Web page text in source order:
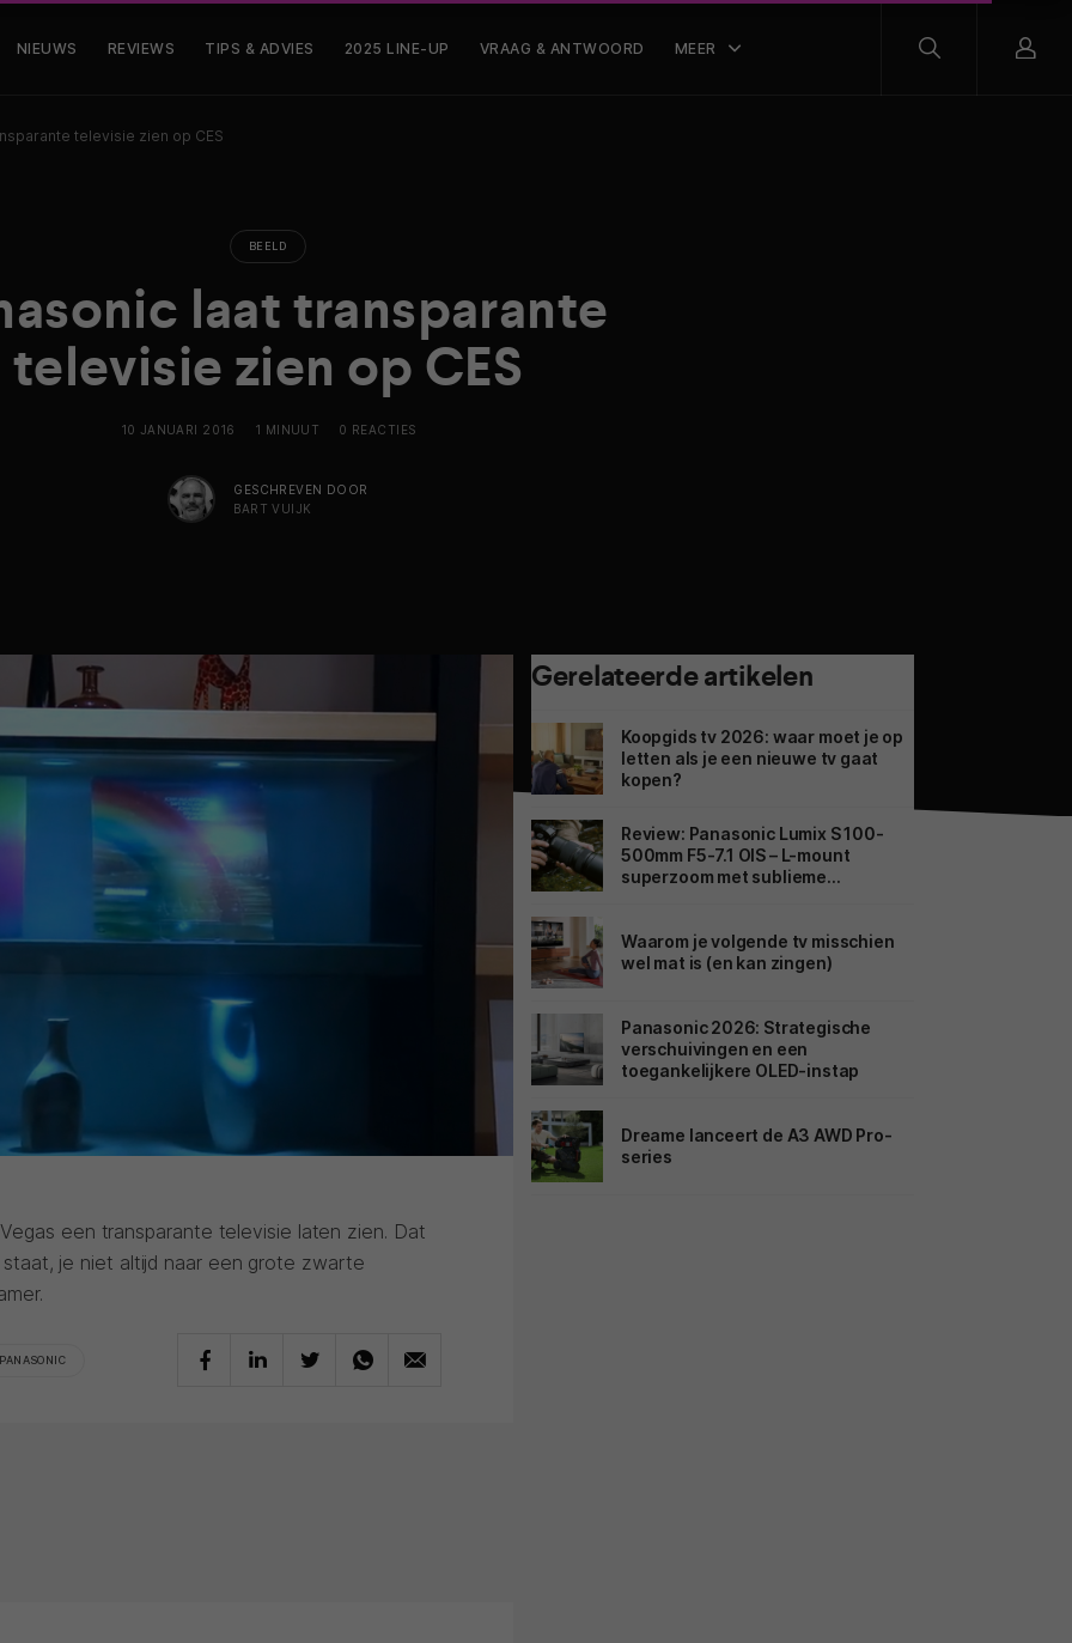
NIEUWS REVIEWS TIPS & ADVIES 2025 LINE-UP VRAAG & ANTWOORD MEER
televisie zien op CES
BEELD
laat transparante
televisie zien op CES
10 JANUARI 2016 1 MINUUT 0 REACTIES
GESCHREVEN DOOR
BART VUIJK
een transparante televisie laten zien. Dat
je niet altijd naar een grote zwarte
PANASONIC
Gerelateerde artikelen
Koopgids tv 2026: waar moet je op
letten als je een nieuwe tv gaat
kopen?
Review: Panasonic Lumix S 100-
500mm F5-7.1 OIS – L-mount
superzoom met sublieme
Waarom je volgende tv misschien
wel mat is (en kan zingen)
Panasonic 2026: Strategische
verschuivingen en een
toegankelijkere OLED-instap
Dreame lanceert de A3 AWD Pro-
series